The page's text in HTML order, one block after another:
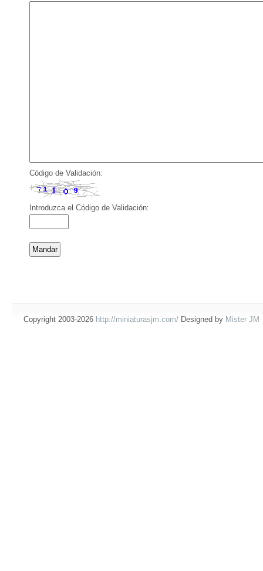
Código de Validación:
Introduzca el Código de Validación:
Copyright 2003-2026 http://miniaturasjm.com/ Designed by Mister JM